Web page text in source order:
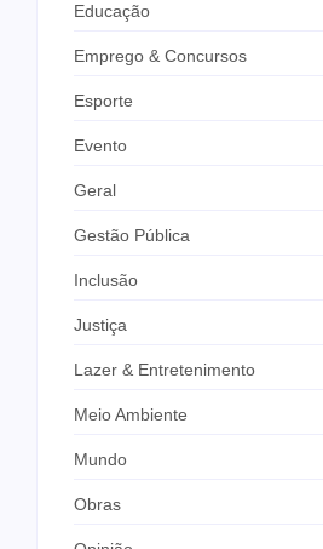
Educação
Emprego & Concursos
Esporte
Evento
Geral
Gestão Pública
Inclusão
Justiça
Lazer & Entretenimento
Meio Ambiente
Mundo
Obras